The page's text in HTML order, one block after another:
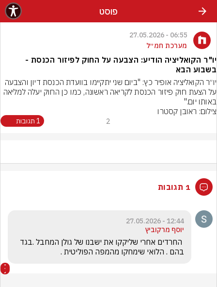
פוסט
06:55 - 27.05.2026
מערכת חמ״ל
יו"ר הקואליציה הודיע: הצבעה על החוק לפיזור הכנסת -
בשבוע הבא
באותו יום."
צילום: ראובן קסטרו
2 1 תגובות
1 תגובות
12:44 - 27.05.2026
יוסף מרקוביץ
בהם . הלואי שימחקו מהמפה הפוליטית .